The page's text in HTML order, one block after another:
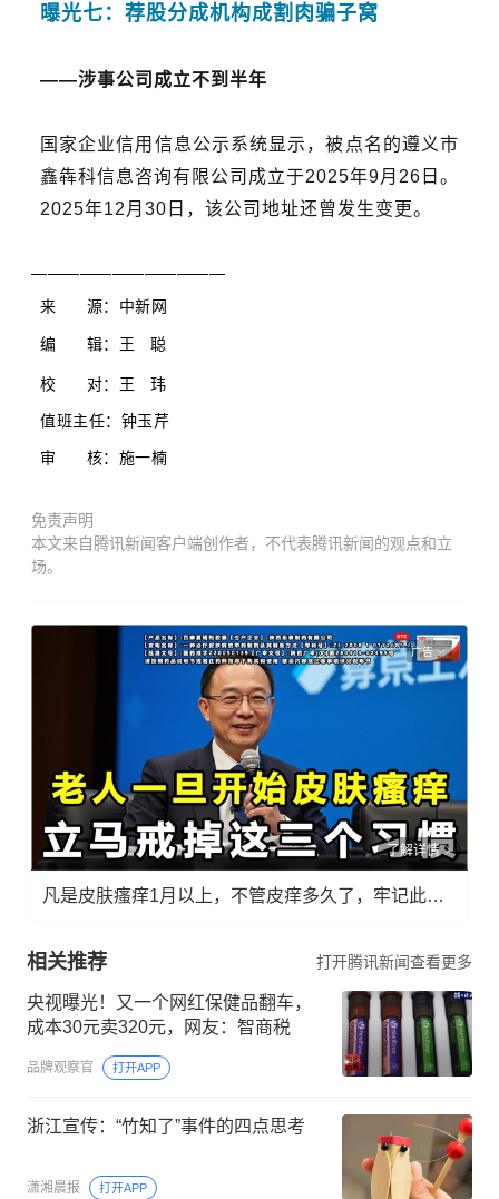
曝光七： 荐股分成机构成割肉骗子窝
——涉事公司成立不到半年
国家企业信用信息公示系统显示，被点名的遵义市
鑫犇科信息咨询有限公司 成立于2025年9月26日。
2025年12月30日，该公司地址还曾发生变更。
————————————
来 源：中新网
编 辑：王 聪
校 对：王 玮
值班主任：钟玉芹
审 核：施一楠
免责声明
本文来自腾讯新闻客户端创作者，不代表腾讯新闻的观点和立
场。
广告
了解详情
凡是皮肤瘙痒1月以上，不管皮痒多久了，牢记此法，快！准！狠！
相关推荐 打开腾讯新闻查看更多
央视曝光！又一个网红保健品翻车，
成本30元卖320元，网友：智商税
品牌观察官 打开APP
浙江宣传：“竹知了”事件的四点思考
潇湘晨报 打开APP